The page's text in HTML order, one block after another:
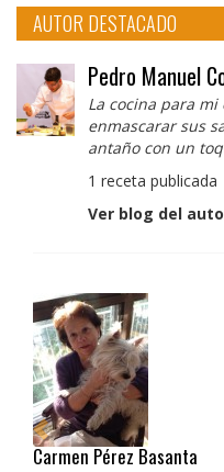
AUTOR DESTACADO
Pedro Manuel
La cocina para
enmascarar sus
antaño con un
1 receta publicada
Ver blog del
Pedro Manuel